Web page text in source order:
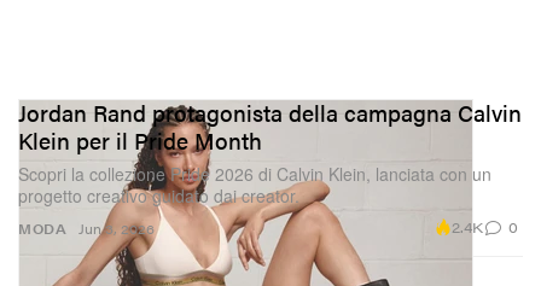
MODA
Jordan Rand protagonista della campagna Calvin
Klein per il Pride Month
Scopri la collezione Pride 2026 di Calvin Klein, lanciata con un
progetto creativo guidato dai creator.
Jun 3, 2026 2.4K 0